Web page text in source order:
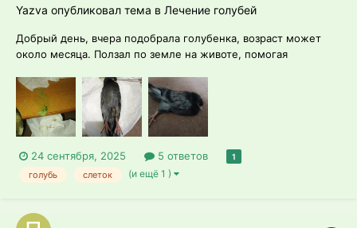
Yazva опубликовал тема в Лечение голубей
Добрый день, вчера подобрала голубенка, возраст может
около месяца. Ползал по земле на животе, помогая
маленькими темно зелёными вкраплениями. Помыла в
тёплой воде, обтерла. Лапки стали немного двигаться.
Покормила гречкой, голубенок пытался её кл...
24 сентября, 2025 5 ответов 1
голубь слеток (и ещё 1 )